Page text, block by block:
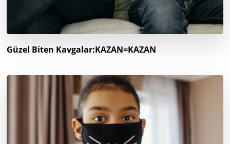
Güzel Biten Kavgalar:KAZAN=KAZAN